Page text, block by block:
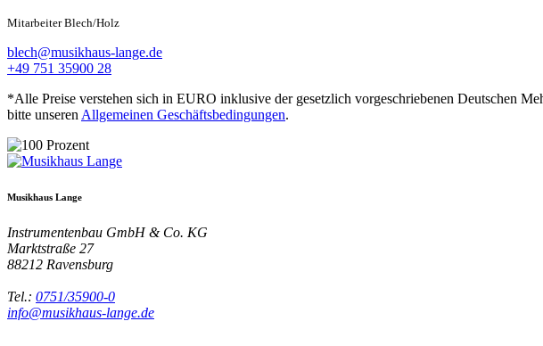
Mitarbeiter Blech/Holz
blech@musikhaus-lange.de
+49 751 35900 28
*Alle Preise verstehen sich in EURO inklusive der gesetzlich vorgeschriebenen Deutschen
bitte unseren Allgemeinen Geschäftsbedingungen.
Musikhaus Lange
Instrumentenbau GmbH & Co. KG
Marktstraße 27
88212 Ravensburg
Tel.: 0751/35900-0
info@musikhaus-lange.de